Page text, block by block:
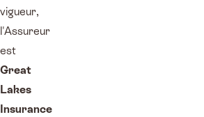
vigueur,
l'Assureur
est
Great
Lakes
Insurance